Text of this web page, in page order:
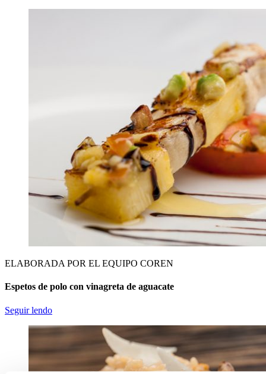
ELABORADA POR EL EQUIPO COREN
Espetos de polo con vinagreta de aguacate
Seguir lendo